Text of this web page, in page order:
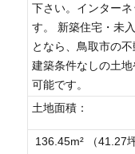
下さい。インター
す。 新築住宅・未
となら、鳥取市の
建築条件なしの土
可能です。
土地面積：
136.45m² （41.27坪